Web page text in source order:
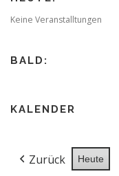
i
t
o
Keine Veranstalltungen
BALD:
KALENDER
Zurück Heute